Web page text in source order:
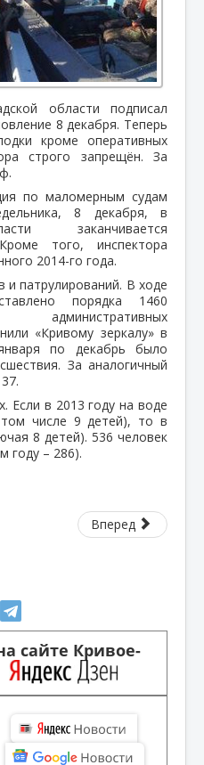
области подписал
8 декабря. Теперь
кроме оперативных
строго запрещён. За
по маломерным судам
8 декабря, в
заканчивается
того, инспектора
2014-го года.
патрулирований. В ходе
порядка 1460
«Кривому зеркалу» в
по декабрь было
За аналогичный
Если в 2013 году на воде
числе 9 детей), то в
8 детей). 536 человек
году – 286).
Вперед
сайте Кривое-